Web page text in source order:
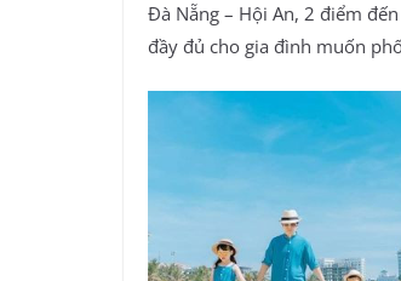
Đà Nẵng – Hội An, 2 điểm
đầy đủ cho gia đình muốn